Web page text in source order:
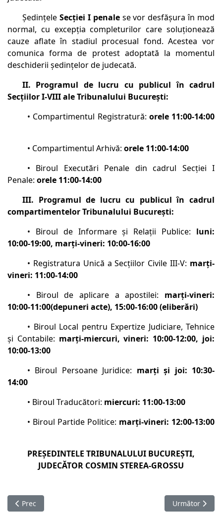
Ședințele Secției I penalese vor desfășura în mod
normal, cu excepția completurilor care soluționează
cauze aflate în stadiul procesual fond. Acestea vor
comunica forma de protest adoptată la momentul
deschiderii ședințelor de judecată.
II. Programul de lucru cu publicul în cadrul
Secţiilor I-VIII ale Tribunalului Bucureşti:
• Compartimentul Registratură: orele 11:00-14:00
• Compartimentul Arhivă: orele 11:00-14:00
• Biroul Executări Penale din cadrul Secţiei I
Penale: orele 11:00-14:00
III. Programul de lucru cu publicul în cadrul
compartimentelor Tribunalului Bucureşti:
• Biroul de Informare şi Relaţii Publice: luni:
10:00-19:00, marţi-vineri: 10:00-16:00
• Registratura Unică a Secţiilor Civile III-V: marți-
vineri: 11:00-14:00
• Biroul de aplicare a apostilei: marți-vineri:
10:00-11:00(depuneri acte), 15:00-16:00 (eliberări)
• Biroul Local pentru Expertize Judiciare, Tehnice
şi Contabile: marți-miercuri, vineri: 10:00-12:00, joi:
10:00-13:00
• Biroul Persoane Juridice: marţi şi joi: 10:30-
14:00
• Biroul Traducători: miercuri: 11:00-13:00
• Biroul Partide Politice: marți-vineri: 12:00-13:00
PREŞEDINTELE TRIBUNALULUI BUCUREŞTI,
JUDECĂTOR COSMIN STEREA-GROSSU
Articol precedent: ANUNȚ
Prec Articolul
Următor